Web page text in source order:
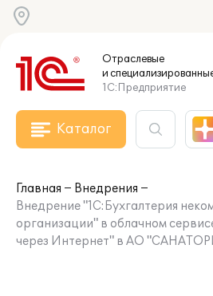
Отраслевые
и
1С:Предприятие
Каталог
Главная
Внедрения
Внедрение "1С:Бухгалтерия
организации" в облачном
через Интернет" в АО